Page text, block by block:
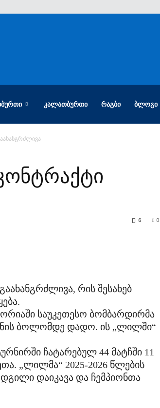
ᲙᲐᲚᲐᲗᲑᲣᲠᲗᲘ ᲠᲐᲒᲑᲘ ᲑᲚᲝᲒᲘ
0
6
რის შესახებ
საუკეთესო ბომბარდირმა
ბოლომდე დადო. ის „ლილში“
ჩატარებულ 44 მატჩში 11
„ლილმა“ 2025-2026 წლების
დაიკავა და ჩემპიონთა